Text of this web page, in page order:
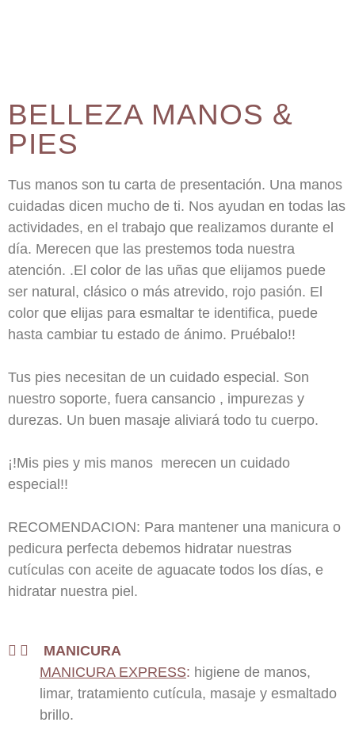
BELLEZA MANOS &
PIES
Tus manos son tu carta de presentación. Una manos
cuidadas dicen mucho de ti. Nos ayudan en todas las
actividades, en el trabajo que realizamos durante el
día. Merecen que las prestemos toda nuestra
atención. .El color de las uñas que elijamos puede
ser natural, clásico o más atrevido, rojo pasión. El
color que elijas para esmaltar te identifica, puede
hasta cambiar tu estado de ánimo. Pruébalo!!
Tus pies necesitan de un cuidado especial. Son
nuestro soporte, fuera cansancio , impurezas y
durezas. Un buen masaje aliviará todo tu cuerpo.
¡!Mis pies y mis manos merecen un cuidado
especial!!
RECOMENDACION: Para mantener una manicura o
pedicura perfecta debemos hidratar nuestras
cutículas con aceite de aguacate todos los días, e
hidratar nuestra piel.
MANICURA
MANICURA EXPRESS: higiene de manos,
limar, tratamiento cutícula, masaje y esmaltado
brillo.